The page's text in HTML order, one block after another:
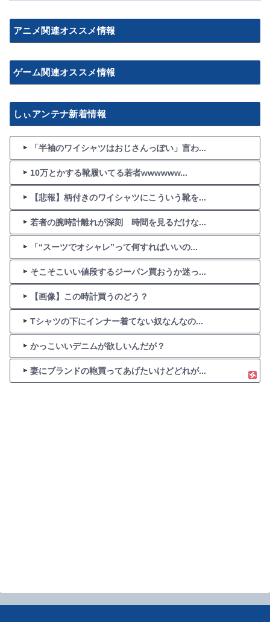
アニメ関連オススメ情報
ゲーム関連オススメ情報
しぃアンテナ新着情報
「半袖のワイシャツはおじさんっぽい」言わ...
10万とかする靴履いてる若者wwwwww...
【悲報】柄付きのワイシャツにこういう靴を...
若者の腕時計離れが深刻 時間を見るだけな...
「“スーツでオシャレ”って何すればいいの...
そこそこいい値段するジーパン買おうか迷っ...
【画像】この時計買うのどう？
Tシャツの下にインナー着てない奴なんなの...
かっこいいデニムが欲しいんだが？
妻にブランドの鞄買ってあげたいけどどれが...